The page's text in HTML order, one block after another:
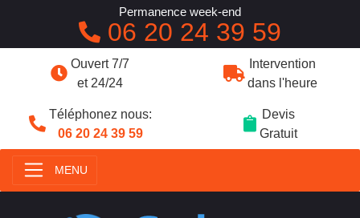
Ouvert 7/7
et 24/24
Intervention
dans l'heure
Téléphonez nous:
06 20 24 39 59
Devis
Gratuit
MENU
Permanence week-end
06 20 24 39 59